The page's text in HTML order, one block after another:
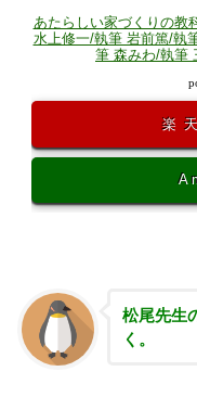
あたらしい家づくりの教
水上修一/執筆 岩前篤/執
筆 森みわ/執筆
楽
松尾先生
く。